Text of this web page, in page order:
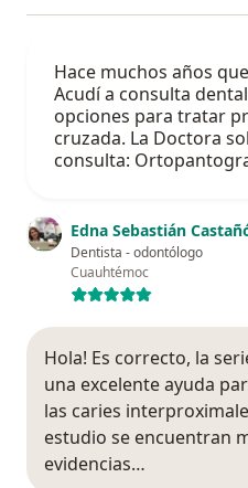
Hace muchos años
Acudí a consulta
opciones para tratar
cruzada. La Doctora
consulta:
Edna Sebastián
Dentista - odontólogo
Cuauhtémoc
Hola! Es correcto, la
una excelente ayuda
las caries
estudio se encuentran
evidencias…